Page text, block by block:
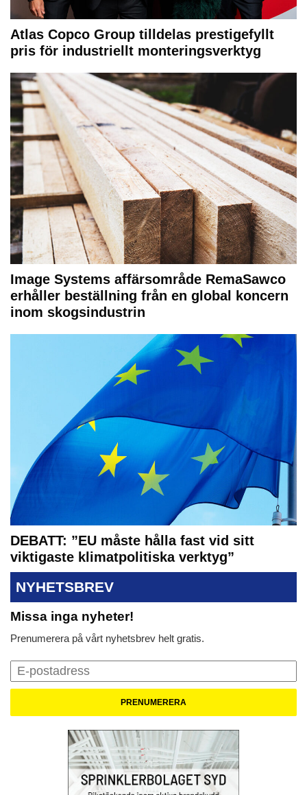
Atlas Copco Group tilldelas prestigefyllt
pris för industriellt monteringsverktyg
Image Systems affärsområde RemaSawco
erhåller beställning från en global koncern
inom skogsindustrin
DEBATT: ”EU måste hålla fast vid sitt
viktigaste klimatpolitiska verktyg”
NYHETSBREV
Missa inga nyheter!
Prenumerera på vårt nyhetsbrev helt gratis.